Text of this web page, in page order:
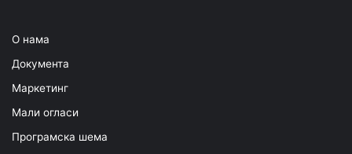
О нама
Документа
Маркетинг
Мали огласи
Програмска шема